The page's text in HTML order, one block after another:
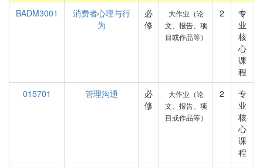
BADM3001
消费者心理与行
为
必
修
大作业（论
文、报告、项
目或作品等）
2
专
业
核
心
课
程
015701
管理沟通
必
修
大作业（论
文、报告、项
目或作品等）
2
专
业
核
心
课
程